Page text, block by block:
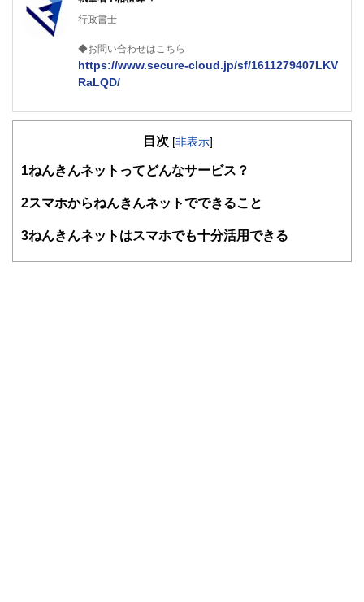
行政書士
◆お問い合わせはこちら
https://www.secure-cloud.jp/sf/1611279407LKV
RaLQD/
２級ファイナンシャルプランナー
活かして活動を始める。
する傍ら、フリーライターとして精力的に活動中。広範な知
目次 [非表示]
1ねんきんネットってどんなサービス？
2スマホからねんきんネットでできること
3ねんきんネットはスマホでも十分活用できる